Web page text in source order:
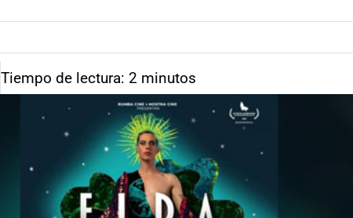
Tiempo de lectura: 2 minutos